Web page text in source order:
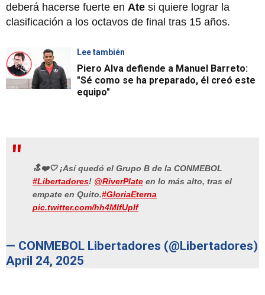
deberá hacerse fuerte en Ate si quiere lograr la
clasificación a los octavos de final tras 15 años.
Lee también
Piero Alva defiende a Manuel Barreto:
"Sé como se ha preparado, él creó este
equipo"
🔝❤️🤍 ¡Así quedó el Grupo B de la CONMEBOL
#Libertadores! @RiverPlate en lo más alto, tras el
empate en Quito.#GloriaEterna
pic.twitter.com/hh4MIfUpIf
— CONMEBOL Libertadores (@Libertadores)
April 24, 2025